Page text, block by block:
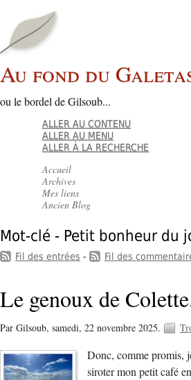
Au fond du
ou le bordel de Gilsoub...
ALLER AU CONTENU
ALLER AU MENU
ALLER À LA RECHERCHE
Accueil
Archives
Mes liens
Ancien Blog
Mot-clé - Petit bonheur du
Fil des entrées - Fil des
Le genoux de
Par Gilsoub, samedi, 22 novembre 2025.
Donc, comme promis,
siroter mon petit café